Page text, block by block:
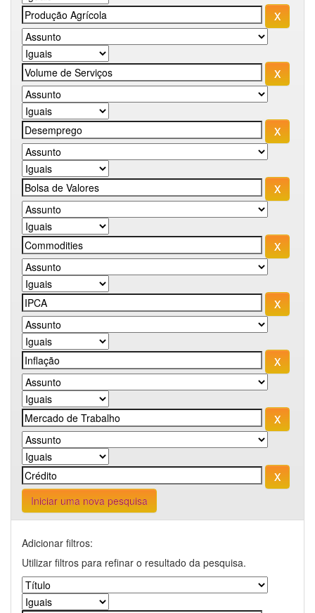
Iniciar uma nova pesquisa
Adicionar filtros:
Utilizar filtros para refinar o resultado da pesquisa.